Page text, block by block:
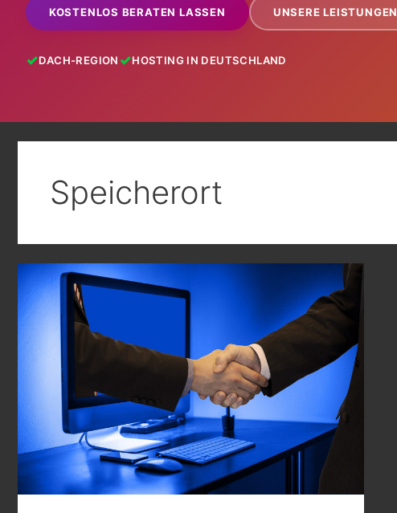
KOSTENLOS BERATEN LASSEN UNSERE LEISTUNGEN
DACH-REGION HOSTING IN DEUTSCHLAND
Speicherort